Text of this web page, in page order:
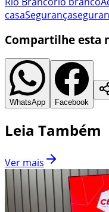
casaSegurança
Compartilhe esta
WhatsApp Facebook
Leia Também
Ver mais